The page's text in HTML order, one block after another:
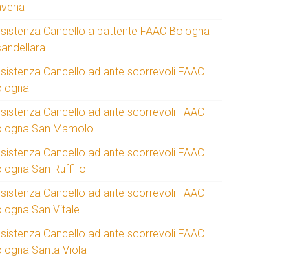
Cancello a battente FAAC Bologna
Cancello ad ante scorrevoli FAAC
Cancello ad ante scorrevoli FAAC
San Mamolo
Cancello ad ante scorrevoli FAAC
San Ruffillo
Cancello ad ante scorrevoli FAAC
San Vitale
Cancello ad ante scorrevoli FAAC
Santa Viola